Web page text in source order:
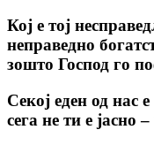
Кој е тој
неправедно
зошто Господ го
Секој еден од нас
сега не ти е јасно